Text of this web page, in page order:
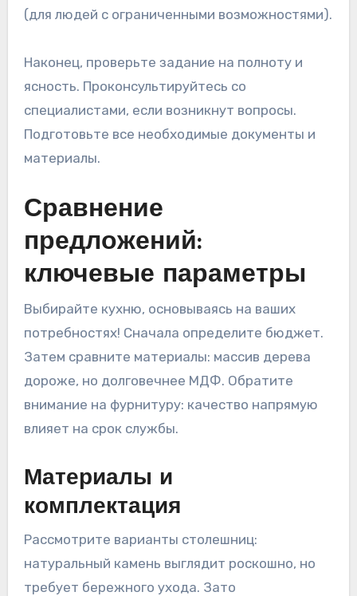
(для людей с ограниченными возможностями).
Наконец, проверьте задание на полноту и
ясность. Проконсультируйтесь со
специалистами, если возникнут вопросы.
Подготовьте все необходимые документы и
материалы.
Сравнение
предложений:
ключевые параметры
Выбирайте кухню, основываясь на ваших
потребностях! Сначала определите бюджет.
Затем сравните материалы: массив дерева
дороже, но долговечнее МДФ. Обратите
внимание на фурнитуру: качество напрямую
влияет на срок службы.
Материалы и
комплектация
Рассмотрите варианты столешниц:
натуральный камень выглядит роскошно, но
требует бережного ухода. Зато